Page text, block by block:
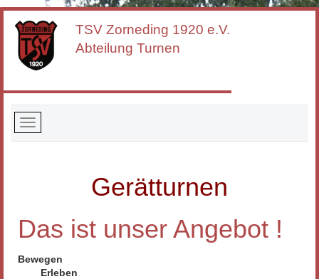
TSV Zorneding 1920 e.V.
Abteilung Turnen
Gerätturnen
Das ist unser Angebot !
Bewegen
Erleben